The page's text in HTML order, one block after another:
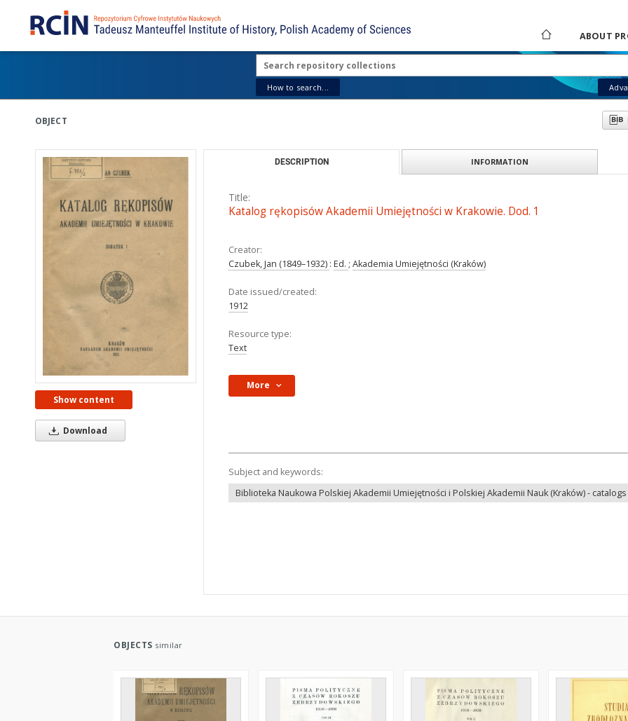
ABOUT
How to search...
OBJECT
Show content
Download
DESCRIPTION INFORMATION
Title:
Katalog rękopisów Akademii Umiejętności w Krakowie. Dod. 1
Creator:
Czubek, Jan (1849–1932) : Ed. ; Akademia Umiejętności (Kraków)
Date issued/created:
1912
Resource type:
Text
More
Subject and keywords:
Biblioteka Naukowa Polskiej Akademii Umiejętności i Polskiej Akademii Nauk (Kraków) - catalogs
OBJECTS similar